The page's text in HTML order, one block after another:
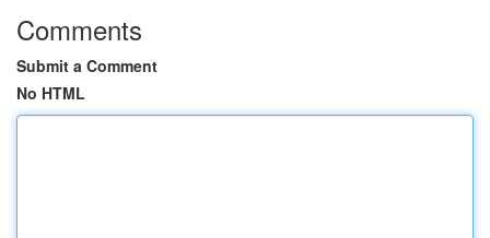
Comments
Submit a Comment
No HTML